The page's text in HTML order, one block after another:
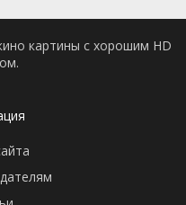
картины с хорошим HD